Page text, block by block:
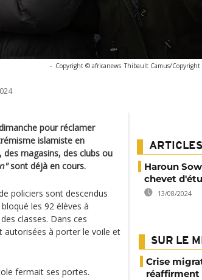
- Copyright © africanews Thibault Camus/Copyright
pour réclamer
islamiste en
des magasins, des clubs ou
sont déjà en cours.
policiers sont descendus
les 92 élèves à
classes. Dans ces
autorisées à porter le voile et
fermait ses portes.
Haroun
chevet
13/08/2024
SUR LE
Crise
réaffirment